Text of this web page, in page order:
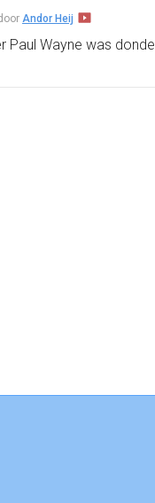
Andor Heij
Paul Wayne was